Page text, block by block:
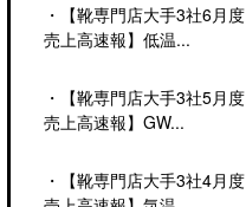
・
【靴専門店大手3社6月度
売上高速報】低温...
・
【靴専門店大手3社5月度
売上高速報】GW...
・
【靴専門店大手3社4月度